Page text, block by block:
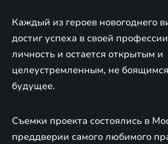
Каждый из героев новогоднего
достиг успеха в своей
личность и остается открытым и
целеустремленным, не
будущее.
Съемки проекта состоялись в
преддверии самого любимого